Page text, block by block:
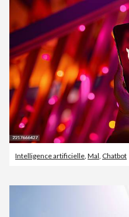
Intelligence artificielle, Mal, Chatbot